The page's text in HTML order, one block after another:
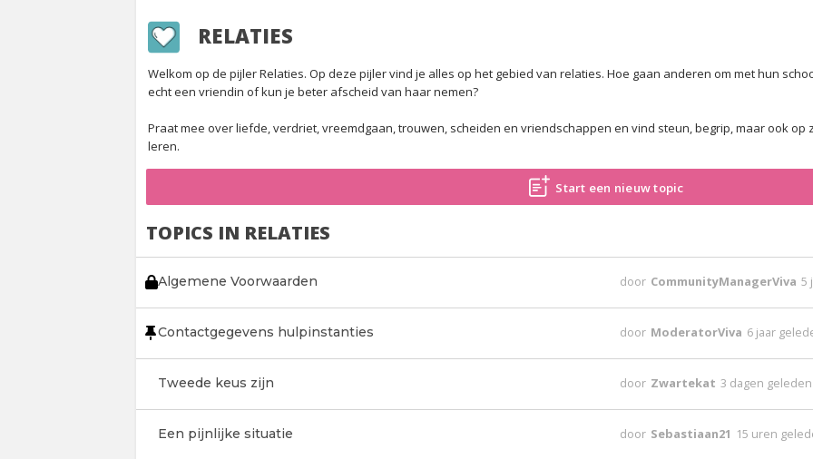
RELATIES
Welkom op de pijler Relaties. Op deze pijler vind je alles op het gebied van relaties. Hoe gaan anderen om met hun
echt een vriendin of kun je beter afscheid van haar nemen?
Praat mee over liefde, verdriet, vreemdgaan, trouwen, scheiden en vriendschappen en vind steun, begrip, maar ook
leren.
Start een nieuw topic
TOPICS IN RELATIES
Algemene Voorwaarden door CommunityManagerViva 5
Contactgegevens hulpinstanties door ModeratorViva 6 jaar
Tweede keus zijn door Zwartekat 3 dagen geleden
Een pijnlijke situatie door Sebastiaan21 15 uren